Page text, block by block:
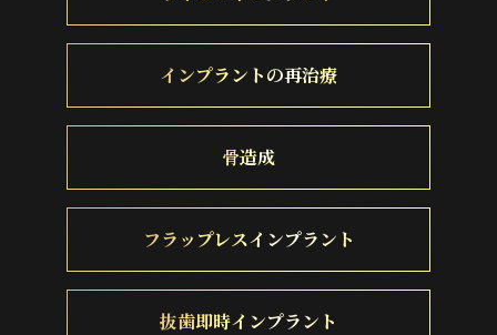
インプラントの再治療
骨造成
フラップレスインプラント
抜歯即時インプラント